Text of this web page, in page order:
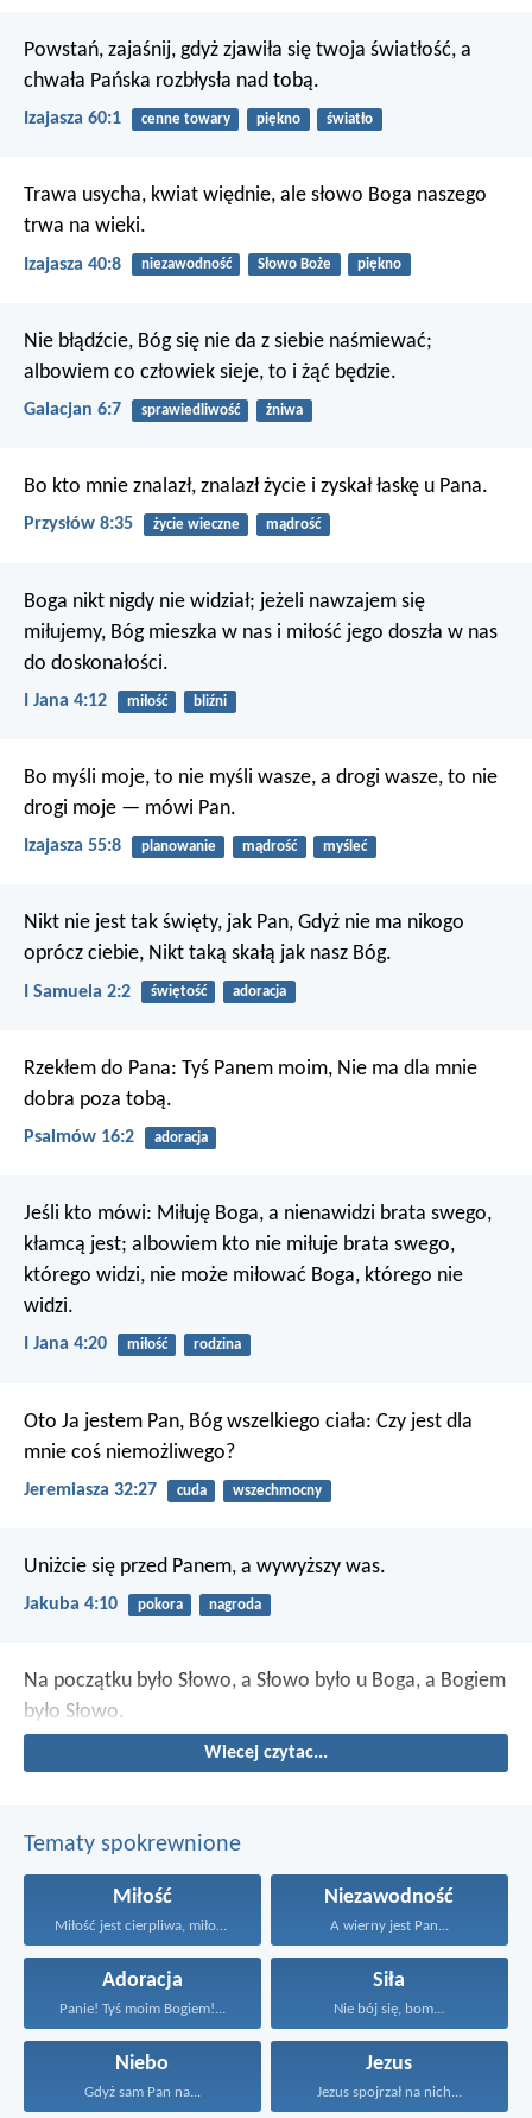
Powstań, zajaśnij, gdyż zjawiła się twoja światłość, a
chwała Pańska rozbłysła nad tobą.
Izajasza 60:1 cenne towary piękno światło
Trawa usycha, kwiat więdnie, ale słowo Boga naszego
trwa na wieki.
Izajasza 40:8 niezawodność Słowo Boże piękno
Nie błądźcie, Bóg się nie da z siebie naśmiewać;
albowiem co człowiek sieje, to i żąć będzie.
Galacjan 6:7 sprawiedliwość żniwa
Bo kto mnie znalazł, znalazł życie i zyskał łaskę u Pana.
Przysłów 8:35 życie wieczne mądrość
Boga nikt nigdy nie widział; jeżeli nawzajem się
miłujemy, Bóg mieszka w nas i miłość jego doszła w nas
do doskonałości.
I Jana 4:12 miłość bliźni
Bo myśli moje, to nie myśli wasze, a drogi wasze, to nie
drogi moje — mówi Pan.
Izajasza 55:8 planowanie mądrość myśleć
Nikt nie jest tak święty, jak Pan, Gdyż nie ma nikogo
oprócz ciebie, Nikt taką skałą jak nasz Bóg.
I Samuela 2:2 świętość adoracja
Rzekłem do Pana: Tyś Panem moim, Nie ma dla mnie
dobra poza tobą.
Psalmów 16:2 adoracja
Jeśli kto mówi: Miłuję Boga, a nienawidzi brata swego,
kłamcą jest; albowiem kto nie miłuje brata swego,
którego widzi, nie może miłować Boga, którego nie
widzi.
I Jana 4:20 miłość rodzina
Oto Ja jestem Pan, Bóg wszelkiego ciała: Czy jest dla
mnie coś niemożliwego?
Jeremiasza 32:27 cuda wszechmocny
Uniżcie się przed Panem, a wywyższy was.
Jakuba 4:10 pokora nagroda
Na początku było Słowo, a Słowo było u Boga, a Bogiem
było Słowo.
Wiecej czytac...
Tematy spokrewnione
Miłość
Miłość jest cierpliwa, miłość...
Niezawodność
A wierny jest Pan...
Adoracja
Panie! Tyś moim Bogiem!...
Siła
Nie bój się, bom...
Niebo
Gdyż sam Pan na...
Jezus
Jezus spojrzał na nich...